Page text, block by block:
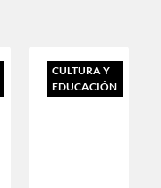
CULTURA Y
EDUCACIÓN